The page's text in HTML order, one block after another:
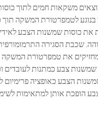
משקאות חמים לתוך
בנוגע לטמפרטורת המשקה
את כוסות שמשנות הצבע
שכבת הסגירה
את טמפרטורת המשקה
צבע כמתנות לעובדים
הצבע כאופציה פרימיום
הופכת אותן למתאימות